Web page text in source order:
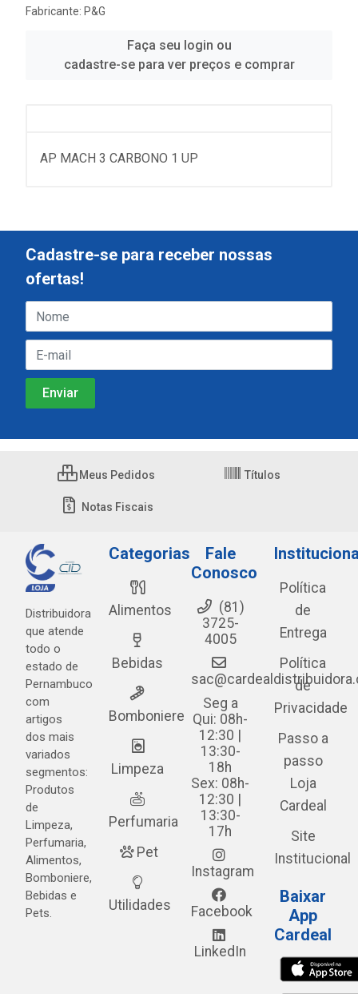
Fabricante: P&G
Faça seu login ou
cadastre-se para ver preços e comprar
AP MACH 3 CARBONO 1 UP
Cadastre-se para receber nossas
ofertas!
Meus Pedidos Títulos
Notas Fiscais
Distribuidora
que atende
todo o
estado de
Pernambuco
com
artigos
dos mais
variados
segmentos:
Produtos
de
Limpeza,
Perfumaria,
Alimentos,
Bomboniere,
Bebidas e
Pets.
Categorias
Alimentos
Bebidas
Bomboniere
Limpeza
Perfumaria
Pet
Utilidades
Fale
Conosco
(81)
3725-
4005
Seg a
Qui: 08h-
12:30 |
13:30-
18h
Sex: 08h-
12:30 |
13:30-
17h
Instagram
Facebook
LinkedIn
Política
de
Entrega
Política
de
Privacidade
Passo a
passo
Loja
Cardeal
Site
Institucional
Baixar
App
Cardeal